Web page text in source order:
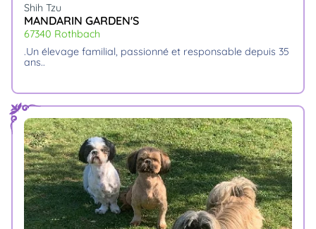
Shih Tzu
MANDARIN GARDEN'S
67340 Rothbach
.un élevage familial, passionné et responsable depuis 35
ans